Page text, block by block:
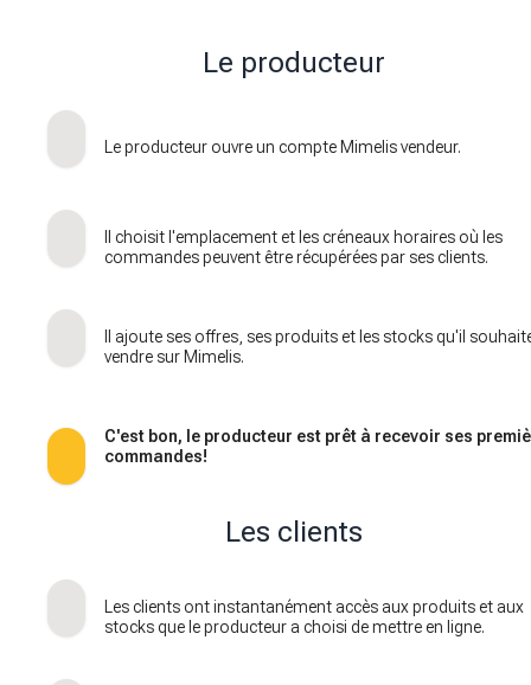
Le producteur
Le producteur ouvre un compte Mimelis vendeur.
Il choisit l'emplacement et les créneaux horaires où les
commandes peuvent être récupérées par ses clients.
Il ajoute ses offres, ses produits et les stocks qu'il
vendre sur Mimelis.
C'est bon, le producteur est prêt à recevoir ses
commandes!
Les clients
Les clients ont instantanément accès aux produits et aux
stocks que le producteur a choisi de mettre en ligne.